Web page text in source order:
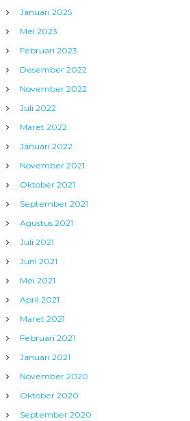
Januari 2025
Mei 2023
Februari 2023
Desember 2022
November 2022
Juli 2022
Maret 2022
Januari 2022
November 2021
Oktober 2021
September 2021
Agustus 2021
Juli 2021
Juni 2021
Mei 2021
April 2021
Maret 2021
Februari 2021
Januari 2021
November 2020
Oktober 2020
September 2020